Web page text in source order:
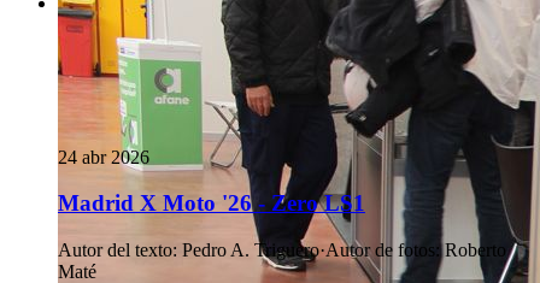
24 abr 2026
Madrid X Moto '26 - Zero LS1
Autor del texto: Pedro A. Triguero·Autor de fotos: Roberto
Maté